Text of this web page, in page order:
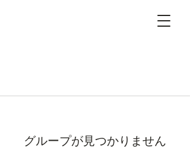
グループが見つかりません